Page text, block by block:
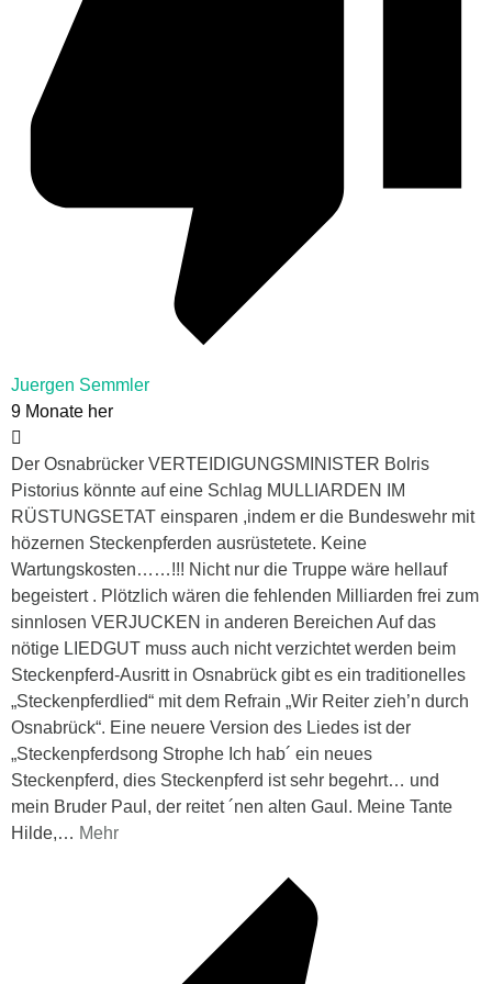
Juergen Semmler
9 Monate her
Der Osnabrücker VERTEIDIGUNGSMINISTER Bolris
Pistorius könnte auf eine Schlag MULLIARDEN IM
RÜSTUNGSETAT einsparen ,indem er die Bundeswehr mit
hözernen Steckenpferden ausrüstetete. Keine
Wartungskosten……!!! Nicht nur die Truppe wäre hellauf
begeistert . Plötzlich wären die fehlenden Milliarden frei zum
sinnlosen VERJUCKEN in anderen Bereichen Auf das
nötige LIEDGUT muss auch nicht verzichtet werden beim
Steckenpferd-Ausritt in Osnabrück gibt es ein traditionelles
„Steckenpferdlied“ mit dem Refrain „Wir Reiter zieh’n durch
Osnabrück“. Eine neuere Version des Liedes ist der
„Steckenpferdsong Strophe Ich hab´ ein neues
Steckenpferd, dies Steckenpferd ist sehr begehrt… und
mein Bruder Paul, der reitet ´nen alten Gaul. Meine Tante
Hilde,… Mehr